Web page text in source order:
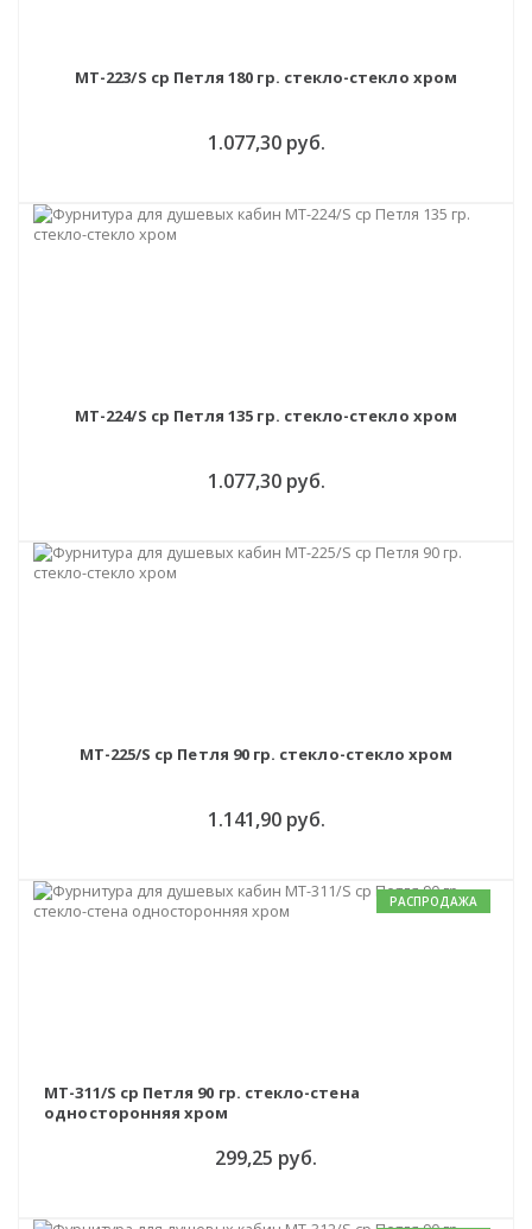
MT-223/S cp Петля 180 гр. стекло-стекло хром
1.077,30 руб.
MT-224/S cp Петля 135 гр. стекло-стекло хром
1.077,30 руб.
MT-225/S cp Петля 90 гр. стекло-стекло хром
1.141,90 руб.
РАСПРОДАЖА
MT-311/S cp Петля 90 гр. стекло-стена
односторонняя хром
299,25 руб.